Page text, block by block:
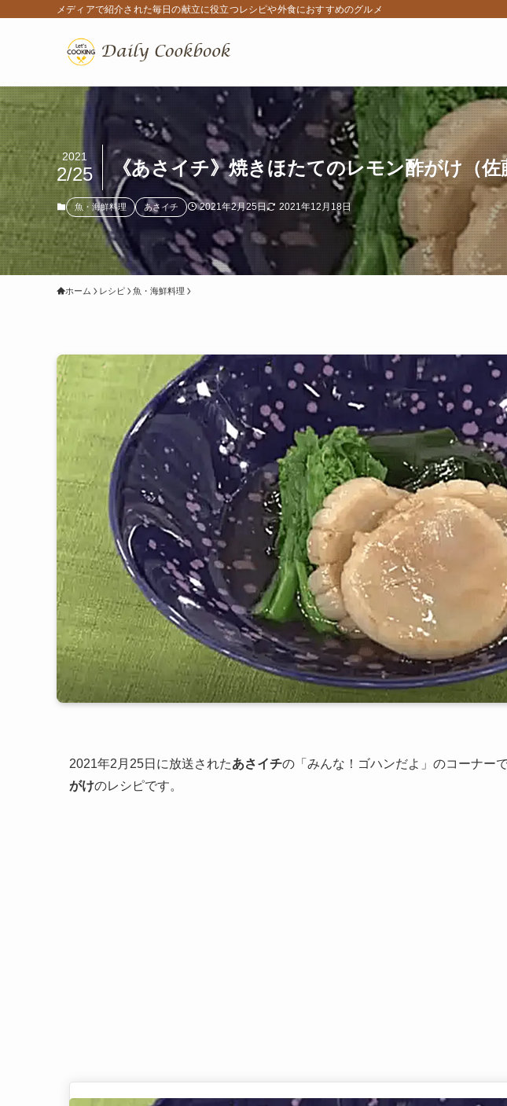
メディアで紹介された毎日の献立に役立つレシピや外食におすすめのグルメ
《あさイチ》焼きほたてのレモン酢がけ（佐
2021
2/25
魚・海鮮料理 あさイチ 2021年2月25日 2021年12月18日
ホーム レシピ 魚・海鮮料理
2021年2月25日に放送されたあさイチの「みんな！ゴハンだよ」のコーナー
がけのレシピです。